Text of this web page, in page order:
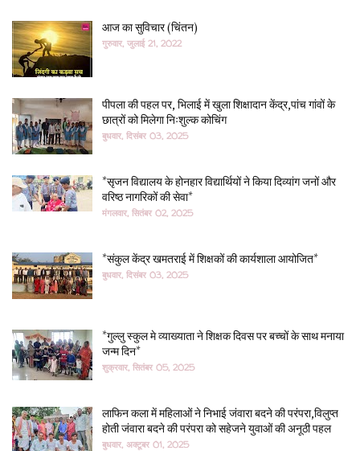
आज का सुविचार (चिंतन)
गुरुवार, जुलाई 21, 2022
पीपला की पहल पर, भिलाई में खुला शिक्षादान केंद्र,पांच गांवों के
छात्रों को मिलेगा निःशुल्क कोचिंग
बुधवार, दिसंबर 03, 2025
*सृजन विद्यालय के होनहार विद्यार्थियों ने किया दिव्यांग जनों और
वरिष्ठ नागरिकों की सेवा*
मंगलवार, सितंबर 02, 2025
*संकुल केंद्र खमतराई में शिक्षकों की कार्यशाला आयोजित*
बुधवार, दिसंबर 03, 2025
*गुल्लु स्कुल मे व्याख्याता ने शिक्षक दिवस पर बच्चों के साथ मनाया
जन्म दिन*
शुक्रवार, सितंबर 05, 2025
लाफिन कला में महिलाओं ने निभाई जंवारा बदने की परंपरा,विलुप्त
होती जंवारा बदने की परंपरा को सहेजने युवाओं की अनूठी पहल
बुधवार, अक्टूबर 01, 2025